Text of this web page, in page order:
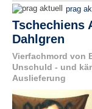
prag
Tschechiens
Dahlgren
Vierfachmord von
Unschuld - und
Auslieferung